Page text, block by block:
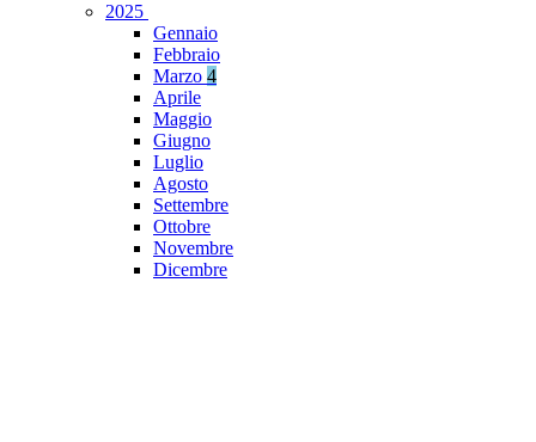
2025
Gennaio
Febbraio
Marzo 4
Aprile
Maggio
Giugno
Luglio
Agosto
Settembre
Ottobre
Novembre
Dicembre